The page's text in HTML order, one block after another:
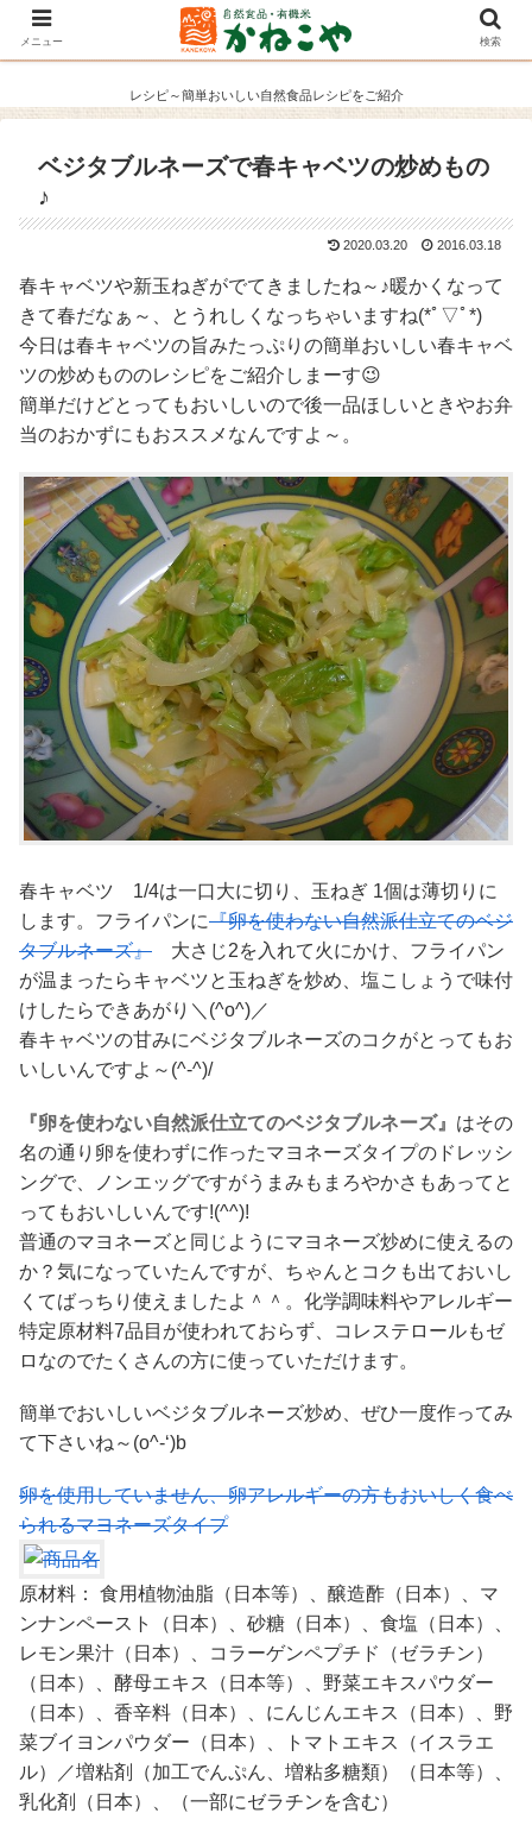
レシピ～簡単おいしい自然食品レシピをご紹介
ベジタブルネーズで春キャベツの炒めもの
♪
2020.03.20 2016.03.18
春キャベツや新玉ねぎがでてきましたね～♪暖かくなって
きて春だなぁ～、とうれしくなっちゃいますね(*ﾟ▽ﾟ*)
今日は春キャベツの旨みたっぷりの簡単おいしい春キャベ
ツの炒めもののレシピをご紹介しまーす😉
簡単だけどとってもおいしいので後一品ほしいときやお弁
当のおかずにもおススメなんですよ～。
春キャベツ 1/4は一口大に切り、玉ねぎ 1個は薄切りに
します。フライパンに『卵を使わない自然派仕立てのベジ
タブルネーズ』 大さじ2を入れて火にかけ、フライパン
が温まったらキャベツと玉ねぎを炒め、塩こしょうで味付
けしたらできあがり＼(^o^)／
春キャベツの甘みにベジタブルネーズのコクがとってもお
いしいんですよ～(^-^)/
『卵を使わない自然派仕立てのベジタブルネーズ』 はその
名の通り卵を使わずに作ったマヨネーズタイプのドレッシ
ングで、ノンエッグですがうまみもまろやかさもあってと
ってもおいしいんです!(^^)!
普通のマヨネーズと同じようにマヨネーズ炒めに使えるの
か？気になっていたんですが、ちゃんとコクも出ておいし
くてばっちり使えましたよ＾＾。化学調味料やアレルギー
特定原材料7品目が使われておらず、コレステロールもゼ
ロなのでたくさんの方に使っていただけます。
簡単でおいしいベジタブルネーズ炒め、ぜひ一度作ってみ
て下さいね～(o^-‘)b
卵を使用していません、卵アレルギーの方もおいしく食べ
られるマヨネーズタイプ
原材料： 食用植物油脂（日本等）、醸造酢（日本）、マ
ンナンペースト（日本）、砂糖（日本）、食塩（日本）、
レモン果汁（日本）、コラーゲンペプチド（ゼラチン）
（日本）、酵母エキス（日本等）、野菜エキスパウダー
（日本）、香辛料（日本）、にんじんエキス（日本）、野
菜ブイヨンパウダー（日本）、トマトエキス（イスラエ
ル）／増粘剤（加工でんぷん、増粘多糖類）（日本等）、
乳化剤（日本）、（一部にゼラチンを含む）
メニュー 検索